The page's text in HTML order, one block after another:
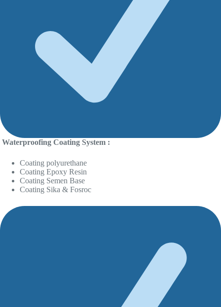
Waterproofing Coating System :
Coating polyurethane
Coating Epoxy Resin
Coating Semen Base
Coating Sika & Fosroc